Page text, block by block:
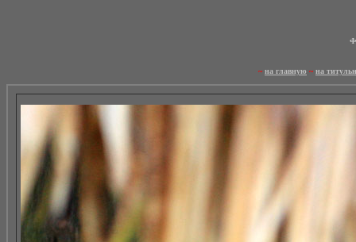
~ на главную ~ на